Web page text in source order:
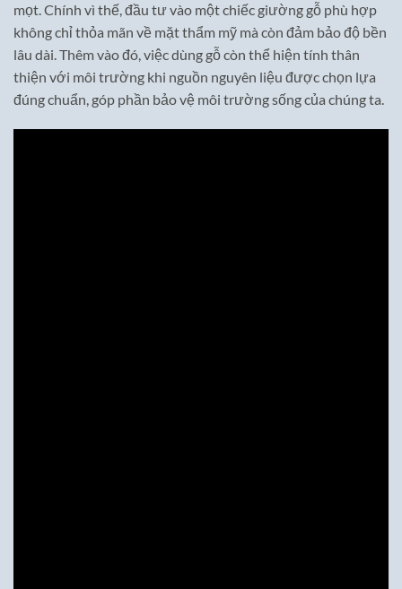
mọt. Chính vì thế, đầu tư vào một chiếc giường gỗ phù hợp
không chỉ thỏa mãn về mặt thẩm mỹ mà còn đảm bảo độ bền
lâu dài. Thêm vào đó, việc dùng gỗ còn thể hiện tính thân
thiện với môi trường khi nguồn nguyên liệu được chọn lựa
đúng chuẩn, góp phần bảo vệ môi trường sống của chúng ta.